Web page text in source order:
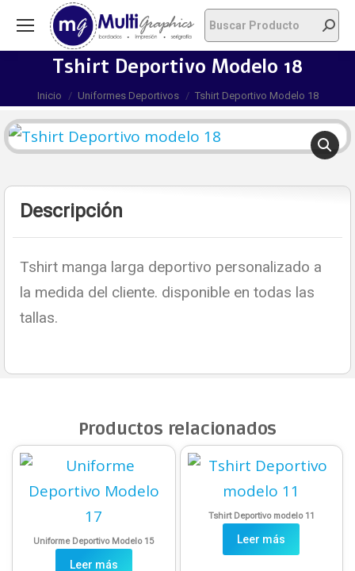
Tshirt Deportivo Modelo 18
Estás aquí:
Inicio Uniformes Deportivos Tshirt Deportivo Modelo 18
Descripción
Tshirt manga larga deportivo personalizado a
la medida del cliente. disponible en todas las
tallas.
Productos relacionados
Uniforme Deportivo Modelo 15
Leer más
Tshirt Deportivo modelo 11
Leer más